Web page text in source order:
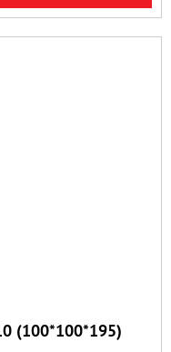
(100*100*195)